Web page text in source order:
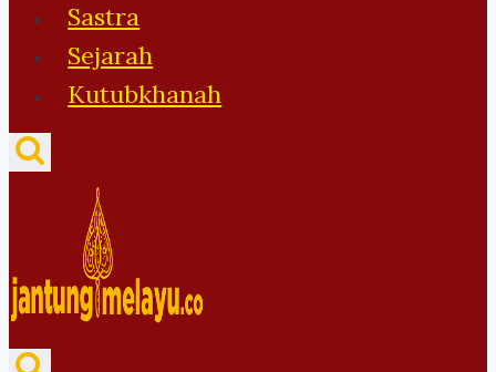
Sastra
Sejarah
Kutubkhanah